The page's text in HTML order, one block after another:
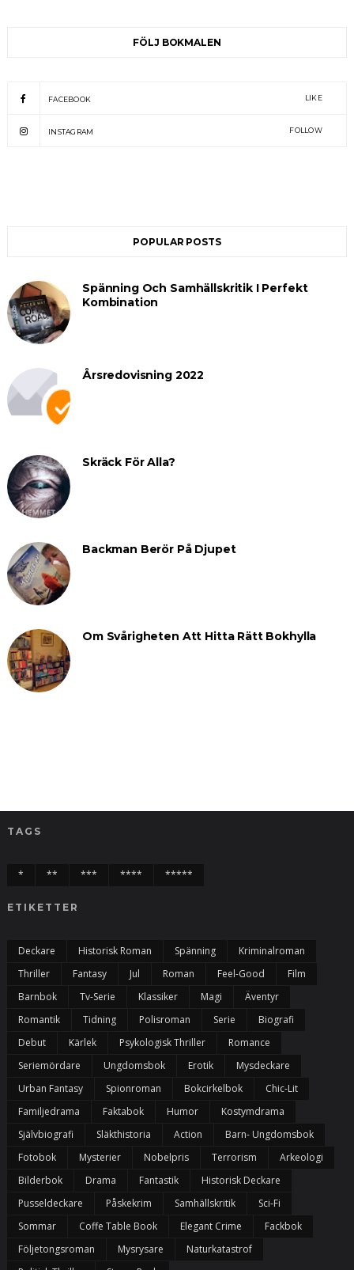
FÖLJ BOKMALEN
FACEBOOK LIKE
INSTAGRAM FOLLOW
POPULAR POSTS
Spänning Och Samhällskritik I Perfekt
Kombination
Årsredovisning 2022
Skräck För Alla?
Backman Berör På Djupet
Om Svårigheten Att Hitta Rätt Bokhylla
TAGS
* ** *** **** *****
ETIKETTER
Deckare Historisk Roman Spänning
Kriminalroman
Thriller
Fantasy Jul Roman Feel-Good
Film
Barnbok
Tv-Serie Klassiker Magi
Äventyr
Romantik
Tidning Polisroman Serie
Biografi
Debut
Kärlek Psykologisk Thriller
Romance
Seriemördare
Ungdomsbok Erotik
Mysdeckare
Urban Fantasy
Spionroman Bokcirkelbok
Chic-Lit
Familjedrama
Faktabok Humor
Kostymdrama
Självbiografi
Släkthistoria Action
Barn- Ungdomsbok
Fotobok
Mysterier Nobelpris Terrorism
Arkeologi
Bilderbok
Drama Fantastik
Historisk Deckare
Pusseldeckare
Påskekrim Samhällskritik
Sci-Fi
Sommar
Coffe Table Book Elegant Crime
Fackbok
Följetongsroman
Mysrysare
Naturkatastrof